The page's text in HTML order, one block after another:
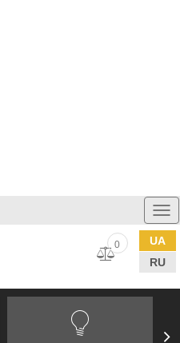
UA
RU
0